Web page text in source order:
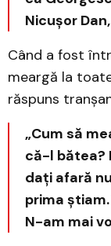
Nicușor
Când a fost
meargă la
răspuns
„Cum să
că-l bătea?
dați afară
prima
N-am mai